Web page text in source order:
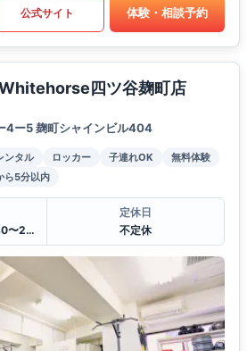
公式サイト 体験・相談予約
四ツ谷麹町店
4ー5 麹町シャインビル404
ンタル ロッカー 子連れOK
無料体験
ら5分以内
平日 10:00〜10:40/16:30〜21:10
定休日
不定休